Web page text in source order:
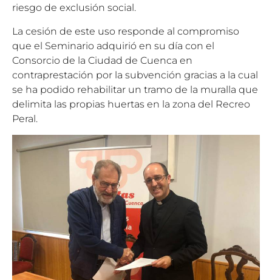
riesgo de exclusión social.
La cesión de este uso responde al compromiso
que el Seminario adquirió en su día con el
Consorcio de la Ciudad de Cuenca en
contraprestación por la subvención gracias a la cual
se ha podido rehabilitar un tramo de la muralla que
delimita las propias huertas en la zona del Recreo
Peral.